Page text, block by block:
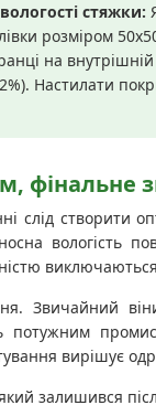
стяжки:
розміром
на
Настилати
фінальне
слід створити
вологість
Звичайний
вирішує
залишився